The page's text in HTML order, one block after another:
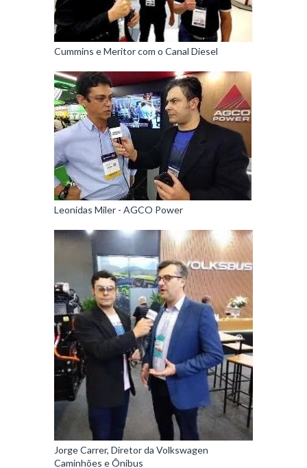
Cummins e Meritor com o Canal Diesel
Leonidas Miler - AGCO Power
Jorge Carrer, Diretor da Volkswagen
Caminhões e Ônibus